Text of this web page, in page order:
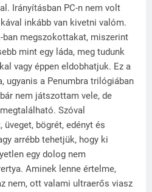
Irányításban PC-n nem volt
inkább van kivetni valóm.
megszokottakat, miszerint
mint egy láda, meg tudunk
vagy éppen eldobhatjuk. Ez a
ugyanis a Penumbra trilógiában
nem játszottam vele, de
Szóval
bögrét, edényt és
arrébb tehetjük, hogy ki
egy dolog nem
Aminek lenne értelme,
nem, ott valami ultraerős viasz